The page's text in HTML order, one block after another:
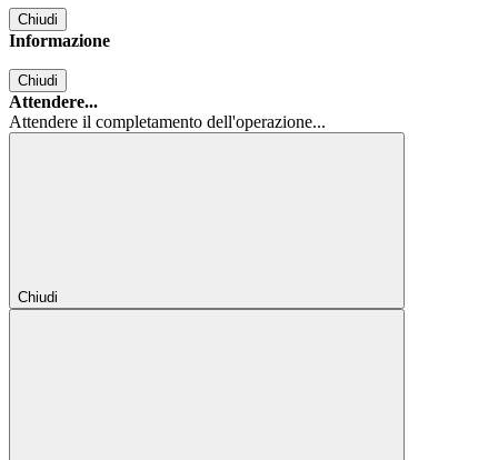
Chiudi
Informazione
Chiudi
Attendere...
Attendere il completamento dell'operazione...
Chiudi